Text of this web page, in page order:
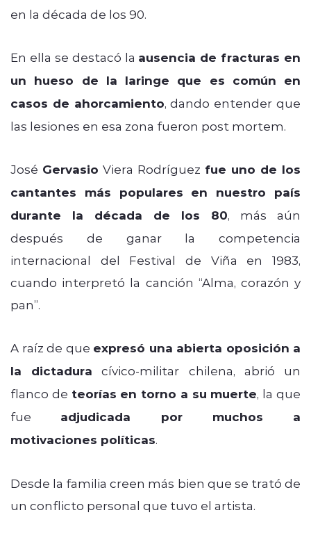
en la década de los 90.
En ella se destacó la ausencia de fracturas en
un hueso de la laringe que es común en
casos de ahorcamiento, dando entender que
las lesiones en esa zona fueron post mortem.
José Gervasio Viera Rodríguez fue uno de los
cantantes más populares en nuestro país
durante la década de los 80, más aún
después de ganar la competencia
internacional del Festival de Viña en 1983,
cuando interpretó la canción “Alma, corazón y
pan”.
A raíz de que expresó una abierta oposición a
la dictadura cívico-militar chilena, abrió un
flanco de teorías en torno a su muerte, la que
fue adjudicada por muchos a
motivaciones políticas.
Desde la familia creen más bien que se trató de
un conflicto personal que tuvo el artista.